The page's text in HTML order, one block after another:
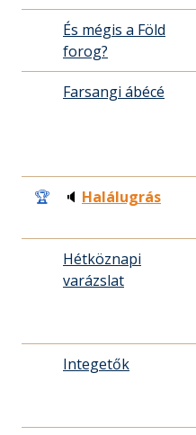
És mégis a Föld
forog?
Farsangi ábécé
🏆 🔈 Halálugrás
Hétköznapi
varázslat
Integetők